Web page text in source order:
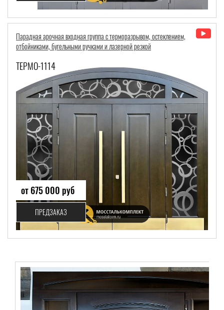
Парадная арочная входная группа с терморазрывом, остеклением,
отбойниками, бугельными ручками и лазерной резкой
ТЕРМО-1114
от 675 000 руб
ПРЕДЗАКАЗ